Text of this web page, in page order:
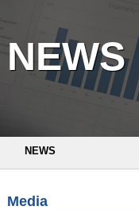
NEWS
NEWS
Media